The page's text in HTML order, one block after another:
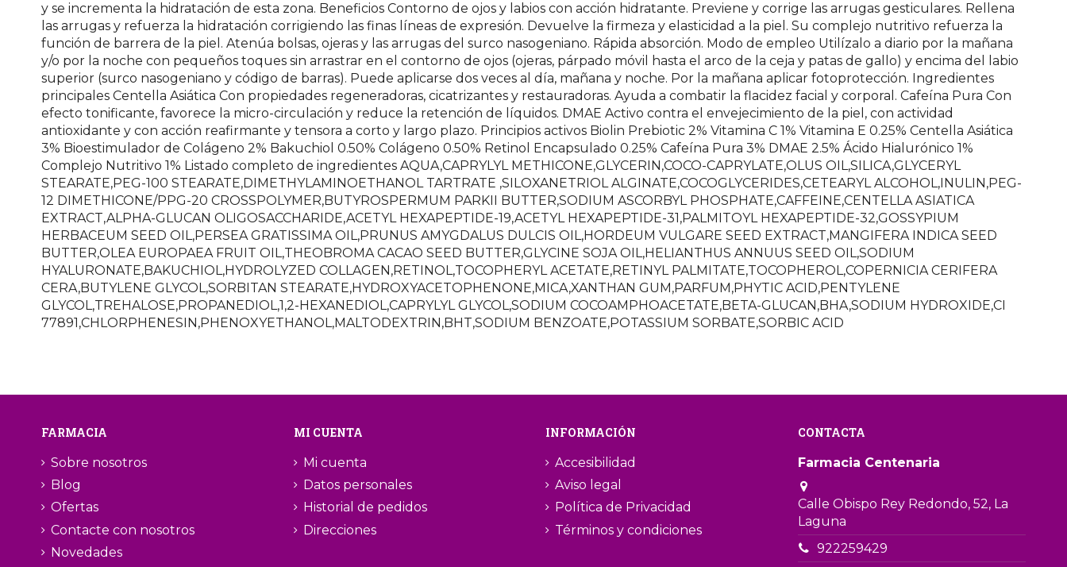
y se incrementa la hidratación de esta zona. Beneficios Contorno de ojos y labios con acción hidratante. Previene y corrige las arrugas gesticulares. Rellena
las arrugas y refuerza la hidratación corrigiendo las finas líneas de expresión. Devuelve la firmeza y elasticidad a la piel. Su complejo nutritivo refuerza la
función de barrera de la piel. Atenúa bolsas, ojeras y las arrugas del surco nasogeniano. Rápida absorción. Modo de empleo Utilízalo a diario por la mañana
y/o por la noche con pequeños toques sin arrastrar en el contorno de ojos (ojeras, párpado móvil hasta el arco de la ceja y patas de gallo) y encima del labio
superior (surco nasogeniano y código de barras). Puede aplicarse dos veces al día, mañana y noche. Por la mañana aplicar fotoprotección. Ingredientes
principales Centella Asiática Con propiedades regeneradoras, cicatrizantes y restauradoras. Ayuda a combatir la flacidez facial y corporal. Cafeína Pura Con
efecto tonificante, favorece la micro-circulación y reduce la retención de líquidos. DMAE Activo contra el envejecimiento de la piel, con actividad
antioxidante y con acción reafirmante y tensora a corto y largo plazo. Principios activos Biolin Prebiotic 2% Vitamina C 1% Vitamina E 0.25% Centella Asiática
3% Bioestimulador de Colágeno 2% Bakuchiol 0.50% Colágeno 0.50% Retinol Encapsulado 0.25% Cafeína Pura 3% DMAE 2.5% Ácido Hialurónico 1%
Complejo Nutritivo 1% Listado completo de ingredientes AQUA,CAPRYLYL METHICONE,GLYCERIN,COCO-CAPRYLATE,OLUS OIL,SILICA,GLYCERYL
STEARATE,PEG-100 STEARATE,DIMETHYLAMINOETHANOL TARTRATE ,SILOXANETRIOL ALGINATE,COCOGLYCERIDES,CETEARYL ALCOHOL,INULIN,PEG-
12 DIMETHICONE/PPG-20 CROSSPOLYMER,BUTYROSPERMUM PARKII BUTTER,SODIUM ASCORBYL PHOSPHATE,CAFFEINE,CENTELLA ASIATICA
EXTRACT,ALPHA-GLUCAN OLIGOSACCHARIDE,ACETYL HEXAPEPTIDE-19,ACETYL HEXAPEPTIDE-31,PALMITOYL HEXAPEPTIDE-32,GOSSYPIUM
HERBACEUM SEED OIL,PERSEA GRATISSIMA OIL,PRUNUS AMYGDALUS DULCIS OIL,HORDEUM VULGARE SEED EXTRACT,MANGIFERA INDICA SEED
BUTTER,OLEA EUROPAEA FRUIT OIL,THEOBROMA CACAO SEED BUTTER,GLYCINE SOJA OIL,HELIANTHUS ANNUUS SEED OIL,SODIUM
HYALURONATE,BAKUCHIOL,HYDROLYZED COLLAGEN,RETINOL,TOCOPHERYL ACETATE,RETINYL PALMITATE,TOCOPHEROL,COPERNICIA CERIFERA
CERA,BUTYLENE GLYCOL,SORBITAN STEARATE,HYDROXYACETOPHENONE,MICA,XANTHAN GUM,PARFUM,PHYTIC ACID,PENTYLENE
GLYCOL,TREHALOSE,PROPANEDIOL,1,2-HEXANEDIOL,CAPRYLYL GLYCOL,SODIUM COCOAMPHOACETATE,BETA-GLUCAN,BHA,SODIUM HYDROXIDE,CI
77891,CHLORPHENESIN,PHENOXYETHANOL,MALTODEXTRIN,BHT,SODIUM BENZOATE,POTASSIUM SORBATE,SORBIC ACID
FARMACIA
Sobre nosotros
Blog
Ofertas
Contacte con nosotros
Novedades
MI CUENTA
Mi cuenta
Datos personales
Historial de pedidos
Direcciones
INFORMACIÓN
Accesibilidad
Aviso legal
Política de Privacidad
Términos y condiciones
CONTACTA
Farmacia Centenaria
Calle Obispo Rey Redondo, 52, La
Laguna
922259429